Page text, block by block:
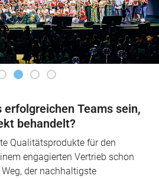
erfolgreichen Teams sein,
behandelt?
Qualitätsprodukte für den
engagierten Vertrieb schon
der nachhaltigste